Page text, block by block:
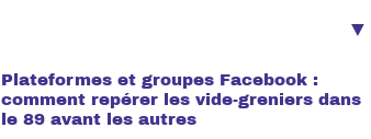
Plateformes et groupes Facebook :
comment repérer les vide-greniers dans
le 89 avant les autres